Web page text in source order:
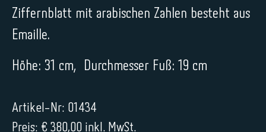
Ziffernblatt mit arabischen Zahlen besteht aus
Emaille.
Höhe: 31 cm, Durchmesser Fuß: 19 cm
Artikel-Nr: 01434
Preis: € 380,00 inkl. MwSt.